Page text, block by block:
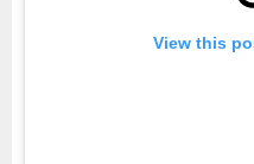
View this